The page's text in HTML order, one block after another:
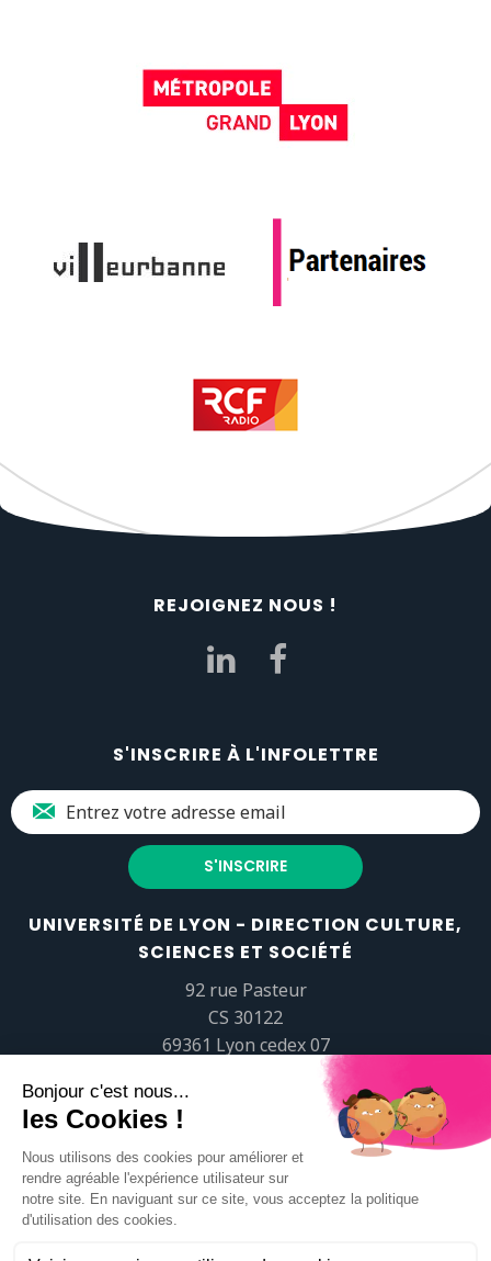
REJOIGNEZ NOUS !
S'INSCRIRE À L'INFOLETTRE
UNIVERSITÉ DE LYON - DIRECTION CULTURE,
SCIENCES ET SOCIÉTÉ
92 rue Pasteur
CS 30122
69361 Lyon cedex 07
popsciences@universite-lyon.fr
Tél.+33 (0)4 37 37 82 01